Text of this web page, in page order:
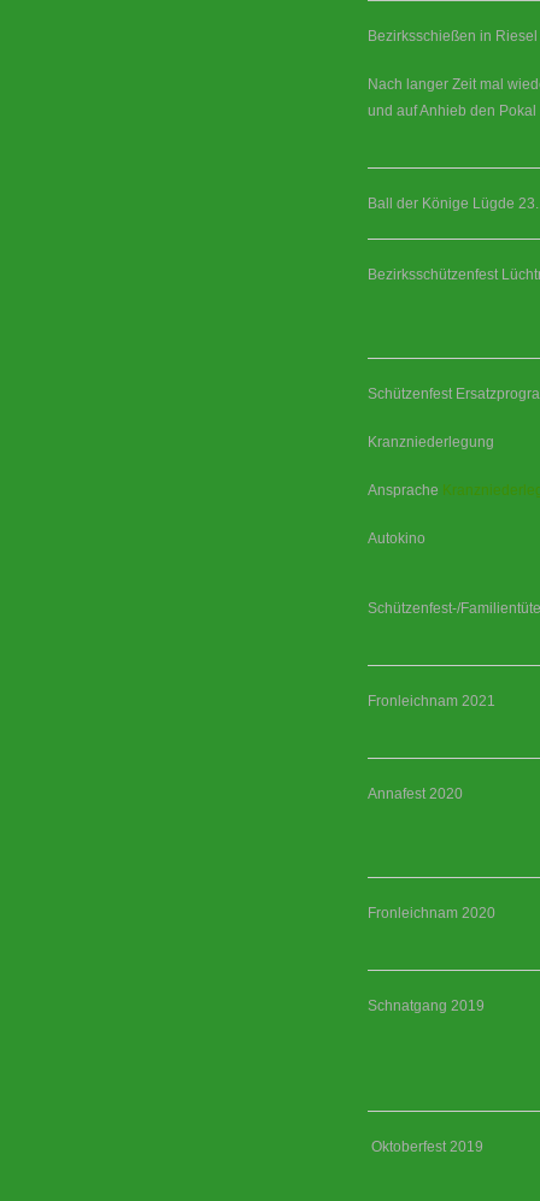
Bezirksschießen in
Nach langer Zeit mal
und auf Anhieb den
Ball der Könige Lügde
Bezirksschützenfest
Schützenfest
Kranzniederlegung
Ansprache
Autokino
Schützenfest-/
Fronleichnam 2021
Annafest 2020
Fronleichnam 2020
Schnatgang 2019
Oktoberfest 2019